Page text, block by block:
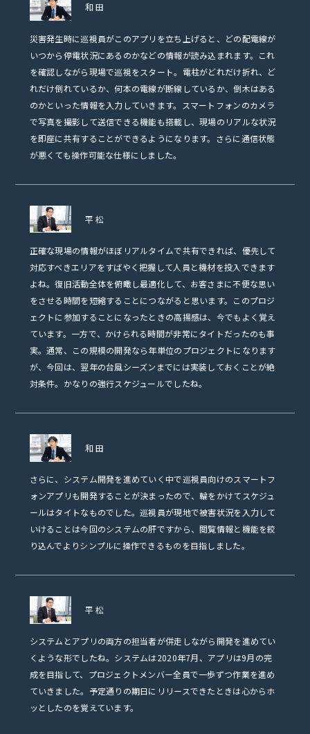
和田
災害発生時に巡視員がこのアプリを立ち上げると、どの配電線が
いつから停電状況にあるのかなどの情報が読み込まれます。これ
を確認しながら現場で巡視をスタート。電柱がどれだけ折れ、ど
れだけ倒れているか、何本の電線が断線しているか、倒木はある
のかといった情報を入力していきます。スマートフォンのカメラ
で写真を撮影して送信できる機能も搭載し、現場のリアルな状況
を即座に共有することができるようになります。さらに通信状態
が悪くても操作可能な仕様にしました。
平松
正確な現場の情報がほぼリアルタイムで共有できれば、優先して
対応すべきエリアをすばやく把握して人員と機材を投入できます
よね。復旧活動全体を俯瞰し最適化して、お客さまに不便な思い
をさせる時間を短縮することにつながると思います。このプロジ
ェクトに参加することになったときの高揚感は、今でもよく覚え
ています。一方で、かけられる時間が非常にタイトだったのも事
実。通常、この規模の開発なら年単位のプロジェクトになります
が、今回は、翌年の台風シーズンまでには実装しておくことが絶
対条件。かなりの強行スケジュールでしたね。
和田
さらに、システム開発を進めていく中で巡視員向けのスマートフ
ォンアプリも開発することが決まったので、輪をかけてスケジュ
ールはタイトなものでした。巡視員が現地で被害状況を入力して
いけることは今回のシステムの肝ですから、閲覧情報と機能を絞
り込んでよりシンプルに操作できるものを目指しました。
平松
システムとアプリの両方の担当者が併走しながら開発を進めてい
くような形でしたね。システムは2020年7月、アプリは9月の完
成を目指して、プロジェクトメンバー全員で一歩ずつ作業を進め
ていきました。予定通りの期日にリリースできたときは心からホ
ッとしたのを覚えています。